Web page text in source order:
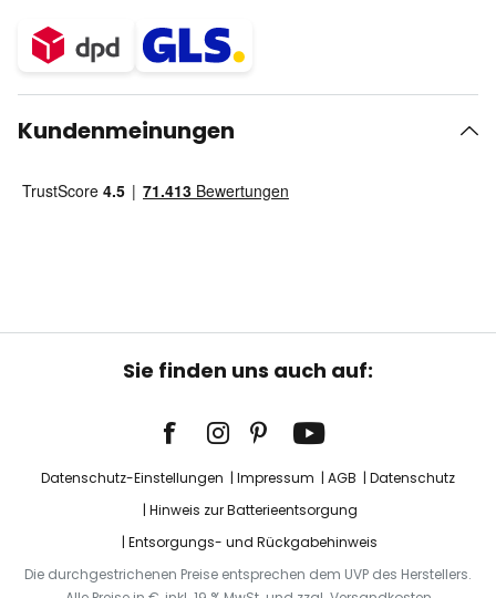
Kundenmeinungen
Sie finden uns auch auf:
Datenschutz-Einstellungen Impressum AGB
Datenschutz
Hinweis zur Batterieentsorgung
Entsorgungs- und Rückgabehinweis
Die durchgestrichenen Preise entsprechen dem UVP des Herstellers.